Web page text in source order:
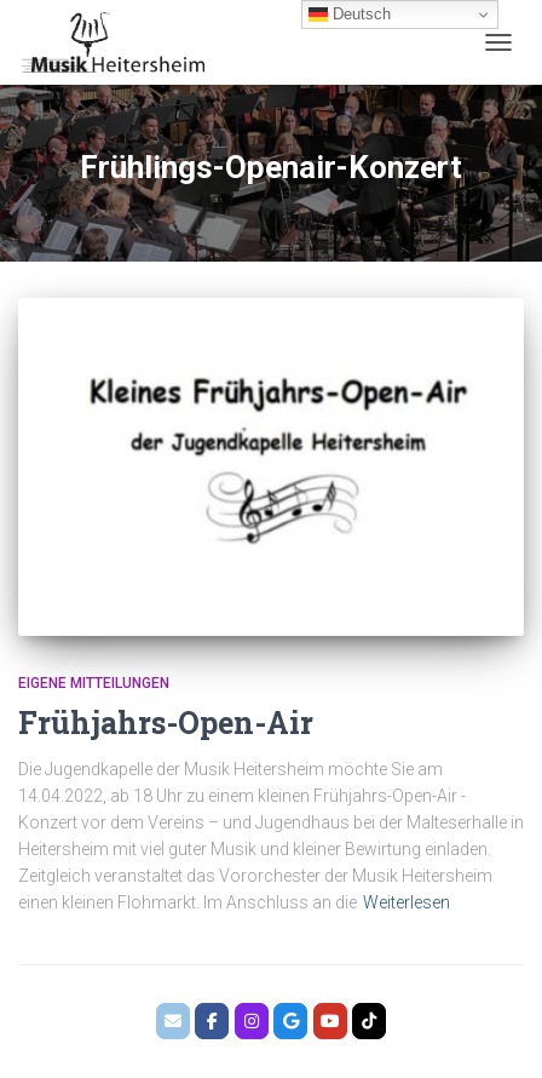
Frühlings-Openair-Konzert
EIGENE MITTEILUNGEN
Frühjahrs-Open-Air
Die Jugendkapelle der Musik Heitersheim möchte Sie am
14.04.2022, ab 18 Uhr zu einem kleinen Frühjahrs-Open-Air -
Konzert vor dem Vereins – und Jugendhaus bei der Malteserhalle in
Heitersheim mit viel guter Musik und kleiner Bewirtung einladen.
Zeitgleich veranstaltet das Vororchester der Musik Heitersheim
einen kleinen Flohmarkt. Im Anschluss an die Weiterlesen
Deutsch